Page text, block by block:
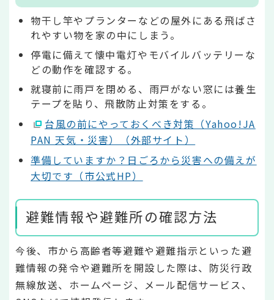
物干し竿やプランターなどの屋外にある飛ばさ
れやすい物を家の中にしまう。
停電に備えて懐中電灯やモバイルバッテリーな
どの動作を確認する。
就寝前に雨戸を閉める、雨戸がない窓には養生
テープを貼り、飛散防止対策をする。
台風の前にやっておくべき対策（Yahoo!JA
PAN 天気・災害）（外部サイト）
準備していますか？日ごろから災害への備えが
大切です（市公式HP）
避難情報や避難所の確認方法
今後、市から高齢者等避難や避難指示といった避
難情報の発令や避難所を開設した際は、防災行政
無線放送、ホームページ、メール配信サービス、